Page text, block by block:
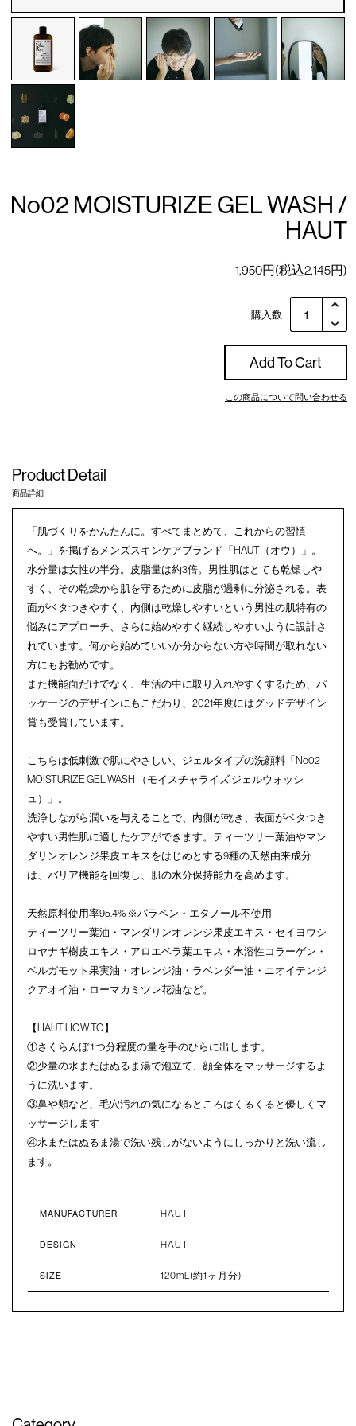
No02 MOISTURIZE GEL WASH /
HAUT
1,950円(税込2,145円)
購入数
Add To Cart
この商品について問い合わせる
Product Detail
商品詳細
「肌づくりをかんたんに。すべてまとめて、これからの習慣
へ。」を掲げるメンズスキンケアブランド「HAUT（オウ）」。
水分量は女性の半分。皮脂量は約3倍。男性肌はとても乾燥しや
すく、その乾燥から肌を守るために皮脂が過剰に分泌される。表
面がベタつきやすく、内側は乾燥しやすいという男性の肌特有の
悩みにアプローチ、さらに始めやすく継続しやすいように設計さ
れています。何から始めていいか分からない方や時間が取れない
方にもお勧めです。
また機能面だけでなく、生活の中に取り入れやすくするため、パ
ッケージのデザインにもこだわり、2021年度にはグッドデザイン
賞も受賞しています。
こちらは低刺激で肌にやさしい、ジェルタイプの洗顔料「No02
MOISTURIZE GEL WASH （モイスチャライズ ジェルウォッシ
ュ）」。
洗浄しながら潤いを与えることで、内側が乾き、表面がベタつき
やすい男性肌に適したケアができます。ティーツリー葉油やマン
ダリンオレンジ果皮エキスをはじめとする9種の天然由来成分
は、バリア機能を回復し、肌の水分保持能力を高めます。
天然原料使用率95.4% ※パラベン・エタノール不使用
ティーツリー葉油・マンダリンオレンジ果皮エキス・セイヨウシ
ロヤナギ樹皮エキス・アロエベラ葉エキス・水溶性コラーゲン・
ベルガモット果実油・オレンジ油・ラベンダー油・ニオイテンジ
クアオイ油・ローマカミツレ花油など。
【HAUT HOW TO】
①さくらんぼ 1 つ分程度の量を手のひらに出します。
②少量の水またはぬるま湯で泡立て、顔全体をマッサージするよ
うに洗います。
③鼻や頬など、毛穴汚れの気になるところはくるくると優しくマ
ッサージします
④水またはぬるま湯で洗い残しがないようにしっかりと洗い流し
ます。
MANUFACTURER HAUT
DESIGN HAUT
SIZE 120mL(約1ヶ月分)